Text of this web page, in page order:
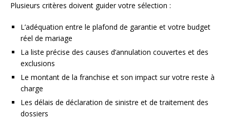
Plusieurs critères doivent guider votre sélection :
L’adéquation entre le plafond de garantie et votre budget
réel de mariage
La liste précise des causes d’annulation couvertes et des
exclusions
Le montant de la franchise et son impact sur votre reste à
charge
Les délais de déclaration de sinistre et de traitement des
dossiers